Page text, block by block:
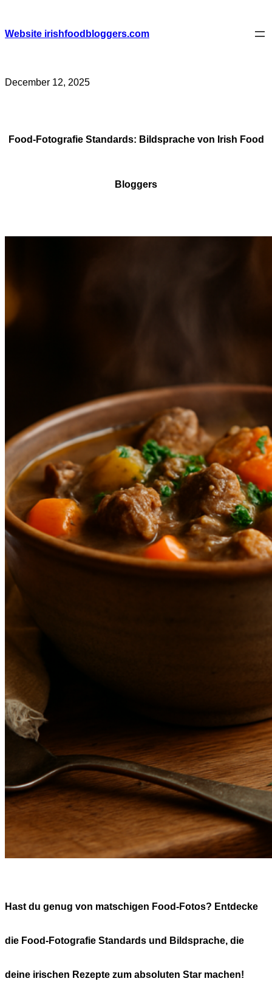
content
Website irishfoodbloggers.com
December 12, 2025
Food-Fotografie Standards: Bildsprache von Irish Food
Bloggers
Hast du genug von matschigen Food-Fotos? Entdecke
die Food-Fotografie Standards und Bildsprache, die
deine irischen Rezepte zum absoluten Star machen!